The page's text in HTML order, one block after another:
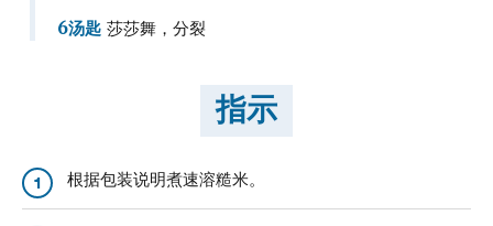
6汤匙 莎莎舞，分裂
指示
1 根据包装说明煮速溶糙米。